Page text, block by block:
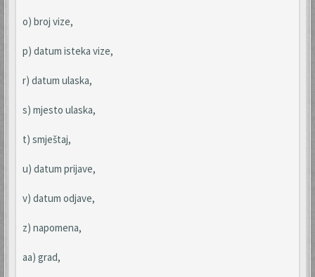
o) broj vize,
p) datum isteka vize,
r) datum ulaska,
s) mjesto ulaska,
t) smještaj,
u) datum prijave,
v) datum odjave,
z) napomena,
aa) grad,